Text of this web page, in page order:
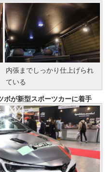
内張までしっかり仕上げられ
ている
ボが新型スポーツカーに着手